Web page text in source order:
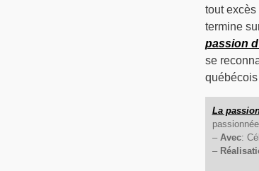
tout
termine
passion
se
québécois
La
– Avec:
–